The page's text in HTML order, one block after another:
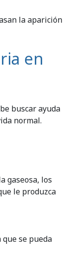
la aparición
en
buscar ayuda
normal.
gaseosa, los
le produzca
se pueda